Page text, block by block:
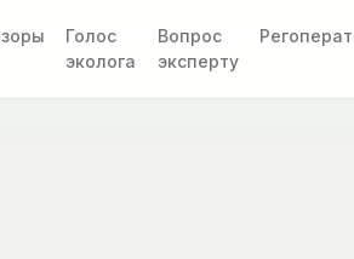
Голос
эколога
Вопрос
эксперту